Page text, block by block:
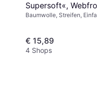
Supersoft«,
Baumwolle, Streifen,
€ 15,89
4 Shops